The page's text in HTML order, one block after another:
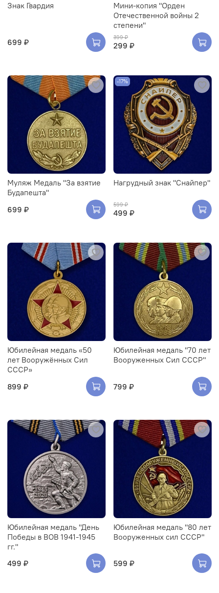
Знак Гвардия
699 ₽
Мини-копия "Орден
Отечественной войны 2
степени"
399 ₽
299 ₽
Муляж Медаль "За взятие
Будапешта"
699 ₽
-17%
Нагрудный знак "Снайпер"
599 ₽
499 ₽
Юбилейная медаль «50
лет Вооружённых Сил
СССР»
899 ₽
Юбилейная медаль "70 лет
Вооруженных Сил СССР"
799 ₽
Юбилейная медаль "День
Победы в ВОВ 1941-1945
гг."
499 ₽
Юбилейная медаль "80 лет
Вооруженных сил СССР"
599 ₽